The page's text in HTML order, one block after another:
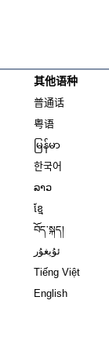
其他语种
普通话
粤语
မြန်မာ
한국어
ລາວ
ខ្មែ
བོད་སྐད།
ئۇيغۇر
Tiếng Việt
English